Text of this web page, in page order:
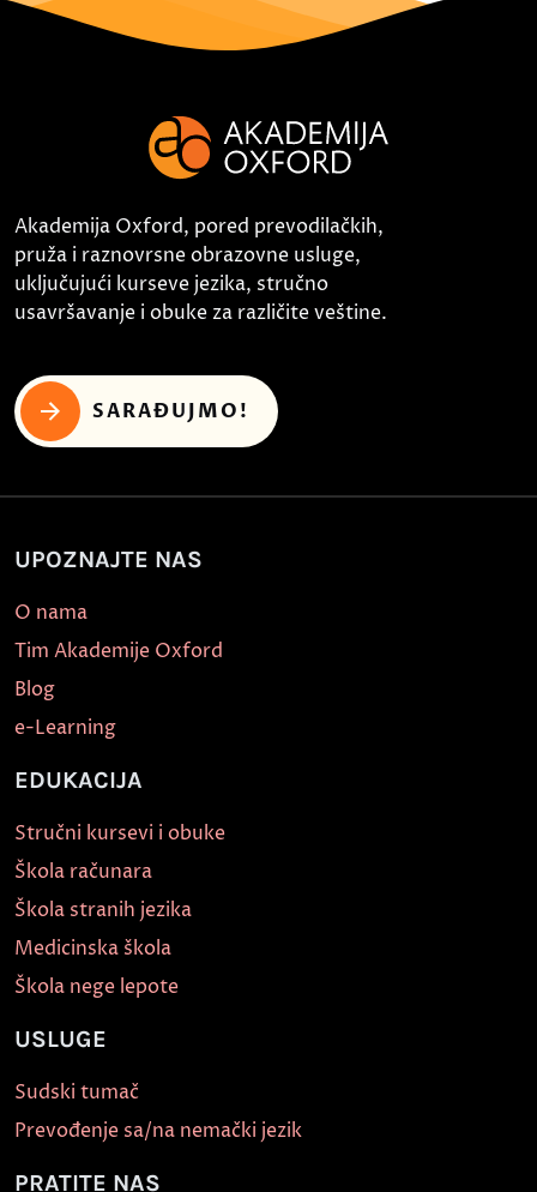
Akademija Oxford, pored prevodilačkih,
pruža i raznovrsne obrazovne usluge,
uključujući kurseve jezika, stručno
usavršavanje i obuke za različite veštine.
SARAĐUJMO!
UPOZNAJTE NAS
O nama
Tim Akademije Oxford
Blog
e-Learning
EDUKACIJA
Stručni kursevi i obuke
Škola računara
Škola stranih jezika
Medicinska škola
Škola nege lepote
USLUGE
Sudski tumač
Prevođenje sa/na nemački jezik
PRATITE NAS